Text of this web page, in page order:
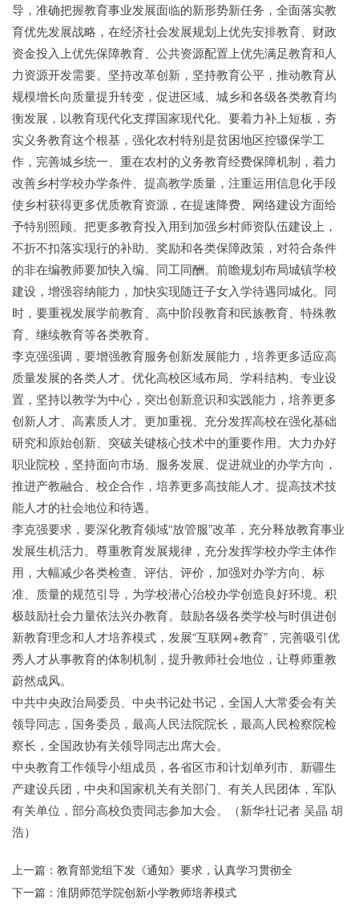
导，准确把握教育事业发展面临的新形势新任务，全面落实教
育优先发展战略，在经济社会发展规划上优先安排教育、财政
资金投入上优先保障教育、公共资源配置上优先满足教育和人
力资源开发需要。坚持改革创新，坚持教育公平，推动教育从
规模增长向质量提升转变，促进区域、城乡和各级各类教育均
衡发展，以教育现代化支撑国家现代化。要着力补上短板，夯
实义务教育这个根基，强化农村特别是贫困地区控辍保学工
作，完善城乡统一、重在农村的义务教育经费保障机制，着力
改善乡村学校办学条件、提高教学质量，注重运用信息化手段
使乡村获得更多优质教育资源，在提速降费、网络建设方面给
予特别照顾。把更多教育投入用到加强乡村师资队伍建设上，
不折不扣落实现行的补助、奖励和各类保障政策，对符合条件
的非在编教师要加快入编、同工同酬。前瞻规划布局城镇学校
建设，增强容纳能力，加快实现随迁子女入学待遇同城化。同
时，要重视发展学前教育、高中阶段教育和民族教育、特殊教
育、继续教育等各类教育。
李克强强调，要增强教育服务创新发展能力，培养更多适应高
质量发展的各类人才。优化高校区域布局、学科结构、专业设
置，坚持以教学为中心，突出创新意识和实践能力，培养更多
创新人才、高素质人才。更加重视、充分发挥高校在强化基础
研究和原始创新、突破关键核心技术中的重要作用。大力办好
职业院校，坚持面向市场、服务发展、促进就业的办学方向，
推进产教融合、校企合作，培养更多高技能人才。提高技术技
能人才的社会地位和待遇。
李克强要求，要深化教育领域“放管服”改革，充分释放教育事业
发展生机活力。尊重教育发展规律，充分发挥学校办学主体作
用，大幅减少各类检查、评估、评价，加强对办学方向、标
准、质量的规范引导，为学校潜心治校办学创造良好环境。积
极鼓励社会力量依法兴办教育。鼓励各级各类学校与时俱进创
新教育理念和人才培养模式，发展“互联网+教育”，完善吸引优
秀人才从事教育的体制机制，提升教师社会地位，让尊师重教
蔚然成风。
中共中央政治局委员、中央书记处书记，全国人大常委会有关
领导同志，国务委员，最高人民法院院长，最高人民检察院检
察长，全国政协有关领导同志出席大会。
中央教育工作领导小组成员，各省区市和计划单列市、新疆生
产建设兵团，中央和国家机关有关部门、有关人民团体，军队
有关单位，部分高校负责同志参加大会。（新华社记者 吴晶 胡
浩）
上一篇：教育部党组下发《通知》要求，认真学习贯彻全
下一篇：淮阴师范学院创新小学教师培养模式